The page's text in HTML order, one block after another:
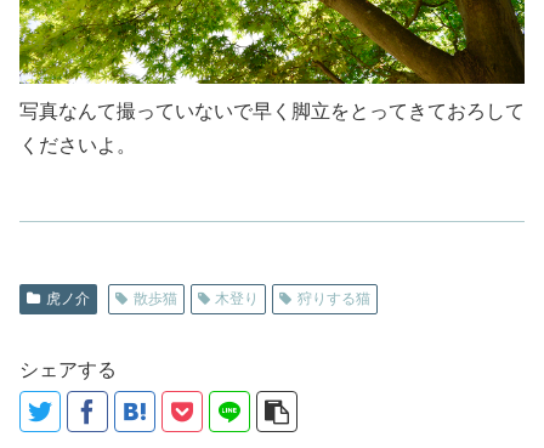
写真なんて撮っていないで早く脚立をとってきておろして
くださいよ。
虎ノ介 散歩猫 木登り 狩りする猫
シェアする